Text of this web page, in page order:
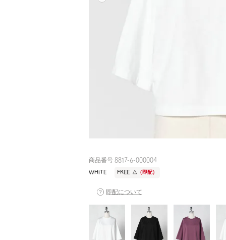
商品番号 8817-6-000004
WHITE FREE △ （即配）
即配について